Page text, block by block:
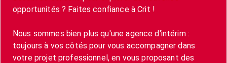
opportunités ? Faites confiance à Crit !
Nous sommes bien plus qu'une agence d'intérim :
toujours à vos côtés pour vous accompagner dans
votre projet professionnel, en vous proposant des